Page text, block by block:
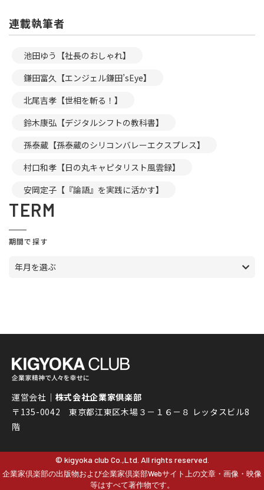
連載執筆者
池田ゆう【社長のおしゃれ】
鎌田富久【エンジェル鎌田’sEye】
北尾吉孝【世相を斬る！】
鈴木康弘【デジタルシフトの教科書】
孫泰蔵【孫泰蔵のシリコンバレーエクスプレス】
村口和孝【日の丸キャピタリスト風雲録】
安岡定子【『論語』を実践に活かす】
TERM
期間で探す
年月を選ぶ
運営会社｜ 株式会社企業家倶楽部
〒135-0042 東京都江東区木場３－１６－８ レッタスビル8
階
© kigyoka club Co.,Ltd. All rights reserved.
企業家倶楽部の出版物および企業家倶楽部Webサイト上の文章・画像・映像
等はすべて著作物です。